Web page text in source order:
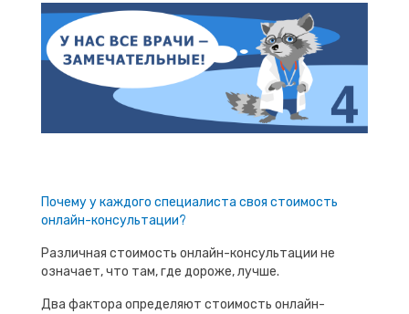
Почему у каждого специалиста своя стоимость
онлайн-консультации?
Различная стоимость онлайн-консультации не
означает, что там, где дороже, лучше.
Два фактора определяют стоимость онлайн-